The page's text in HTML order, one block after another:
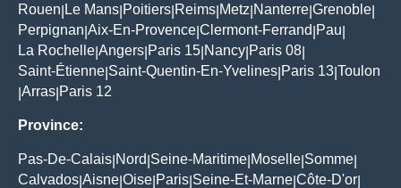
Rouen Le Mans Poitiers Reims Metz Nanterre Grenoble
Perpignan Aix-En-Provence Clermont-Ferrand Pau
La Rochelle Angers Paris 15 Nancy Paris 08
Saint-Étienne Saint-Quentin-En-Yvelines Paris 13 Toulon
Arras Paris 12
Province:
Pas-De-Calais Nord Seine-Maritime Moselle Somme
Calvados Aisne Oise Paris Seine-Et-Marne Côte-D'or